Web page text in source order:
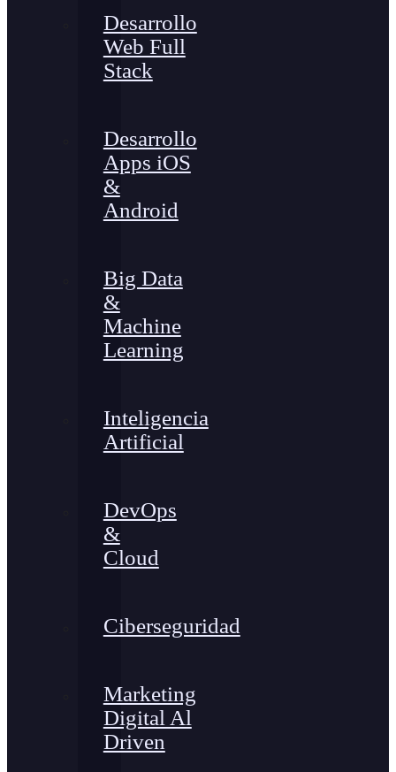
Desarrollo
Web Full
Stack
Desarrollo
Apps iOS
&
Android
Big Data
&
Machine
Learning
Inteligencia
Artificial
DevOps
&
Cloud
Ciberseguridad
Marketing
Digital Al
Driven